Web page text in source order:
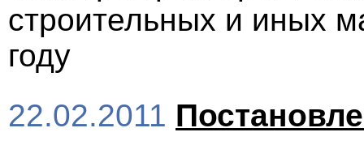
строительных и иных
году
22.02.2011